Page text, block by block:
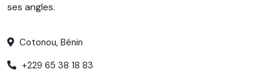
ses angles.
Cotonou, Bénin
+229 65 38 18 83